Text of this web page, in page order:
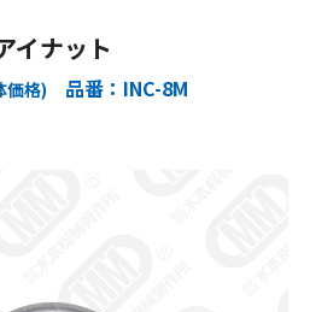
イナット
価格) 品番：INC-8M